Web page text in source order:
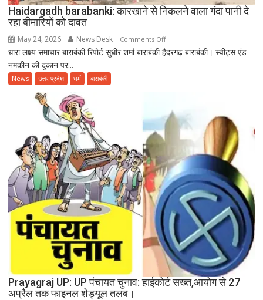
दिवस
Haidargadh barabanki: कारखाने से निकलने वाला गंदा पानी दे
रहा बीमारियों को दावत
May 24, 2026 News Desk Comments Offon
Haidargadh
वाला
गंदा
रहा
बीमारियों
को
दावत
धारा लक्ष्य समाचार बाराबंकी रिपोर्ट सुधीर शर्मा बाराबंकी हैदरगढ़ बाराबंकी। स्वीट्स एंड
नमकीन की दुकान पर...
News उत्तर प्रदेश धर्म बाराबंकी
Prayagraj UP: UP पंचायत चुनाव: हाईकोर्ट सख्त,आयोग से 27
अप्रैल तक फाइनल शेड्यूल तलब।